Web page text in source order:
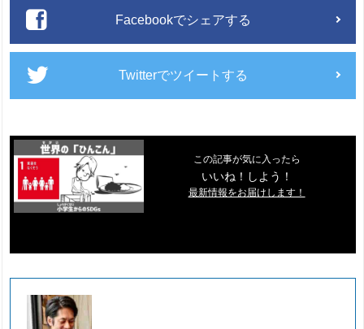
Facebookでシェアする
Twitterでツイートする
この記事が気に入ったら
いいね！しよう！
最新情報をお届けします！